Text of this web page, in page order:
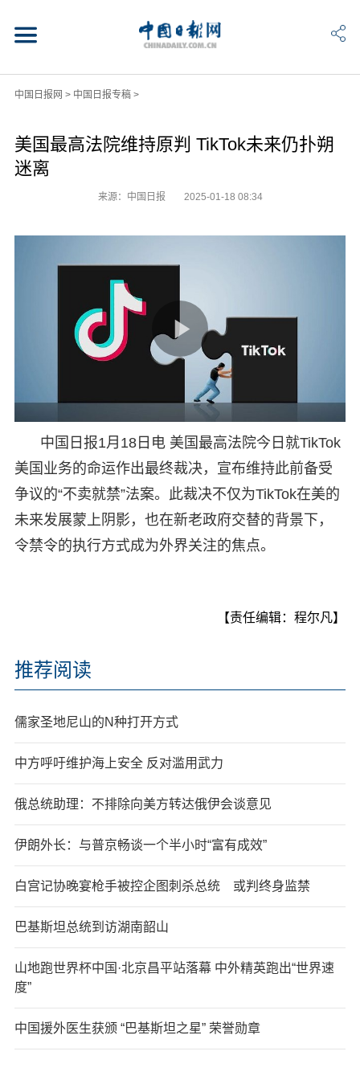
中国日报网 > 中国日报专稿>
美国最高法院维持原判 TikTok未来仍扑朔
迷离
来源：中国日报 2025-01-18 08:34
中国日报1月18日电 美国最高法院今日就TikTok
美国业务的命运作出最终裁决，宣布维持此前备受
争议的“不卖就禁”法案。此裁决不仅为TikTok在美的
未来发展蒙上阴影，也在新老政府交替的背景下，
令禁令的执行方式成为外界关注的焦点。
【责任编辑：程尔凡】
推荐阅读
儒家圣地尼山的N种打开方式
中方呼吁维护海上安全 反对滥用武力
俄总统助理：不排除向美方转达俄伊会谈意见
伊朗外长：与普京畅谈一个半小时“富有成效”
白宫记协晚宴枪手被控企图刺杀总统 或判终身监禁
巴基斯坦总统到访湖南韶山
山地跑世界杯中国·北京昌平站落幕 中外精英跑出“世界速
度”
中国援外医生获颁 “巴基斯坦之星” 荣誉勋章